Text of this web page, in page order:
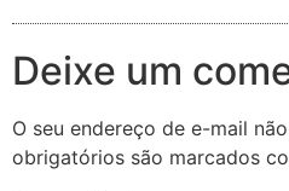
Deixe um
O seu endereço de e-mail
obrigatórios são marcados